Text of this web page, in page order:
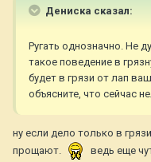
Дениска сказал:
Ругать однозначно. Не
такое поведение в
будет в грязи от лап
объясните, что сейчас
ну если дело только в
прощают.
ведь еще